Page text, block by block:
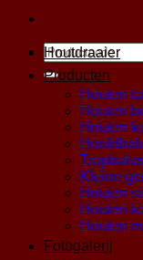
Zoeken
naar:
Houtdraaier
Producten
Houten
Houten
Houten
Kleine
Houten
Houten
Houten
Fotogalerij